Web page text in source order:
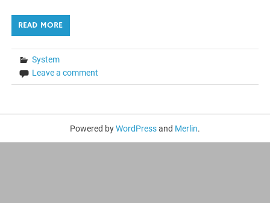
READ MORE
System
Leave a comment
Powered byWordPressand Merlin.